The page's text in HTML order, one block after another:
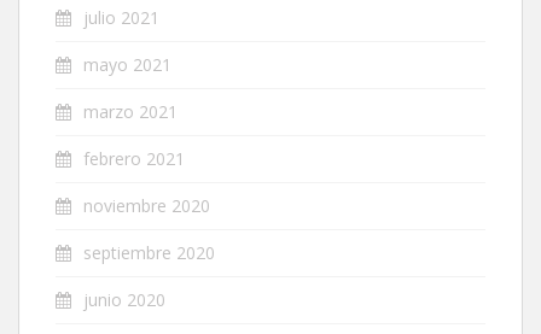
julio 2021
mayo 2021
marzo 2021
febrero 2021
noviembre 2020
septiembre 2020
junio 2020